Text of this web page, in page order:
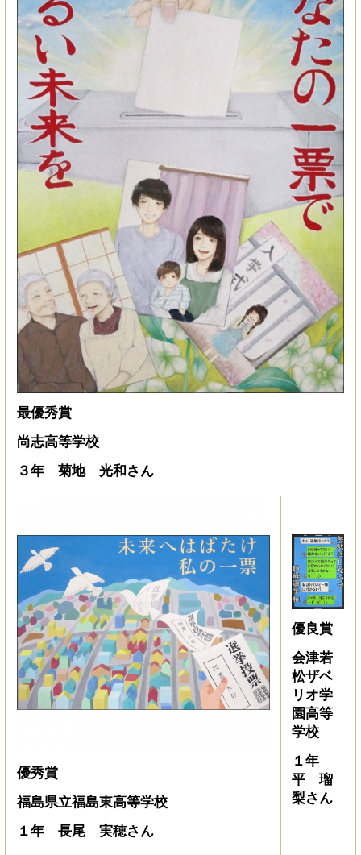
最優秀賞
尚志高等学校
３年 菊地 光和さん
優秀賞
福島県立福島東高等学校
１年 長尾 実穂さん
優良賞
会津若
松ザベ
リオ学
園高等
学校
１年
平 瑠
梨さん